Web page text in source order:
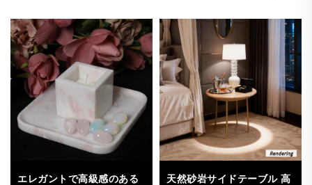
エレガントで高級感のある
天然砂岩サイドテーブル 高